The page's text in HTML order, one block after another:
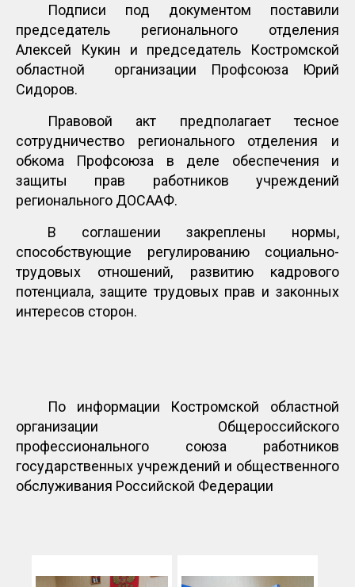
Подписи под документом поставили
председатель регионального отделения
Алексей Кукин и председатель Костромской
областной организации Профсоюза Юрий
Сидоров.
Правовой акт предполагает тесное
сотрудничество регионального отделения и
обкома Профсоюза в деле обеспечения и
защиты прав работников учреждений
регионального ДОСААФ.
В соглашении закреплены нормы,
способствующие регулированию социально-
трудовых отношений, развитию кадрового
потенциала, защите трудовых прав и законных
интересов сторон.
По информации Костромской областной
организации Общероссийского
профессионального союза работников
государственных учреждений и общественного
обслуживания Российской Федерации